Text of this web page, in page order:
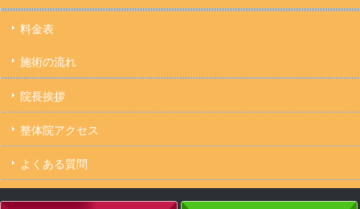
料金表
施術の流れ
院長挨拶
整体院アクセス
よくある質問